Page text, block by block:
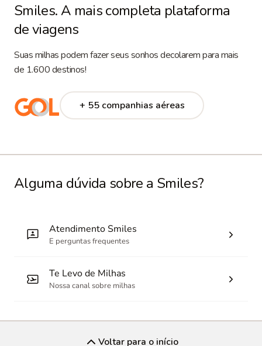
Smiles. A mais completa plataforma
de viagens
Suas milhas podem fazer seus sonhos decolarem para mais
de 1.600 destinos!
+ 55 companhias aéreas
Alguma dúvida sobre a Smiles?
Atendimento Smiles
E perguntas frequentes
Te Levo de Milhas
Nossa canal sobre milhas
Voltar para o início